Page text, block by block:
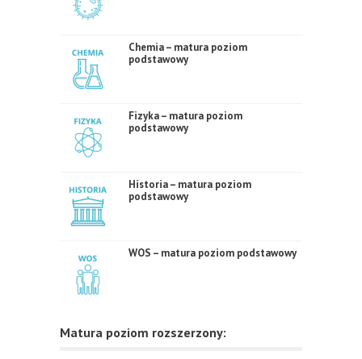
Chemia – matura poziom
podstawowy
Fizyka – matura poziom
podstawowy
Historia – matura poziom
podstawowy
WOS – matura poziom podstawowy
Matura poziom rozszerzony: